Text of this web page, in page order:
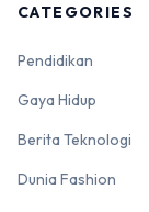
CATEGORIES
Pendidikan
Gaya Hidup
Berita Teknologi
Dunia Fashion